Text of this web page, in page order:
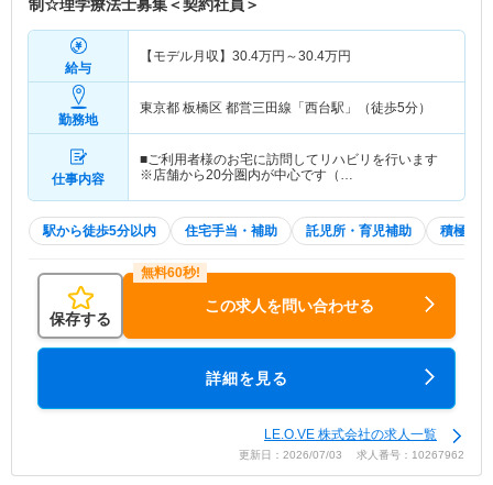
制☆理学療法士募集＜契約社員＞
給与
【モデル月収】 30.4万円～30.4万円
勤務地
東京都 板橋区 都営三田線「西台駅」（徒歩5分）
仕事内容
■ご利用者様のお宅に訪問してリハビリを行います
※店舗から20分圏内が中心です（…
駅から徒歩5分以内 住宅手当・補助 託児所・育児補助 積極採
保存する
この求人を問い合わせる
詳細を見る
LE.O.VE 株式会社の求人一覧
更新日：2026/07/03 求人番号：10267962